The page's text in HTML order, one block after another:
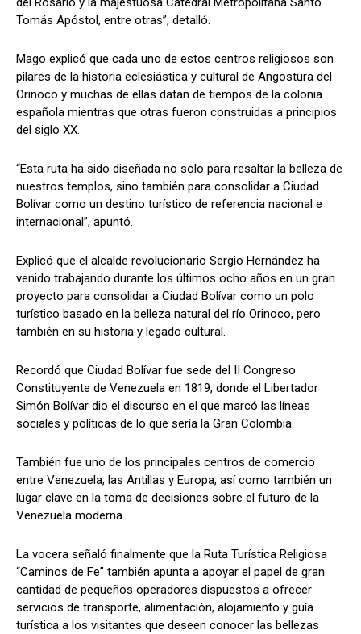
Tomás Apóstol, entre otras”, detalló.
Mago explicó que cada uno de estos centros religiosos son
pilares de la historia eclesiástica y cultural de Angostura del
Orinoco y muchas de ellas datan de tiempos de la colonia
española mientras que otras fueron construidas a principios
del siglo XX.
“Esta ruta ha sido diseñada no solo para resaltar la belleza de
nuestros templos, sino también para consolidar a Ciudad
Bolívar como un destino turístico de referencia nacional e
internacional”, apuntó.
Explicó que el alcalde revolucionario Sergio Hernández ha
venido trabajando durante los últimos ocho años en un gran
proyecto para consolidar a Ciudad Bolívar como un polo
turístico basado en la belleza natural del río Orinoco, pero
también en su historia y legado cultural.
Recordó que Ciudad Bolívar fue sede del II Congreso
Constituyente de Venezuela en 1819, donde el Libertador
Simón Bolívar dio el discurso en el que marcó las líneas
sociales y políticas de lo que sería la Gran Colombia.
También fue uno de los principales centros de comercio
entre Venezuela, las Antillas y Europa, así como también un
lugar clave en la toma de decisiones sobre el futuro de la
Venezuela moderna.
La vocera señaló finalmente que la Ruta Turística Religiosa
“Caminos de Fe” también apunta a apoyar el papel de gran
cantidad de pequeños operadores dispuestos a ofrecer
servicios de transporte, alimentación, alojamiento y guía
turística a los visitantes que deseen conocer las bellezas